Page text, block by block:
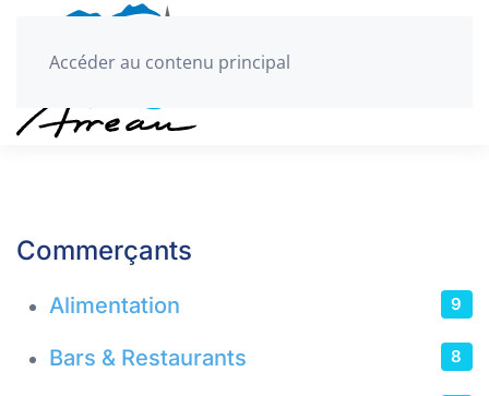
Accéder au contenu principal
Commerçants
Alimentation 9
Bars & Restaurants 8